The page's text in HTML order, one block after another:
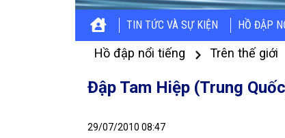
TIN TỨC VÀ SỰ KIỆN HỒ ĐẬP
Hồ đập nổi tiếng Trên thế giới
Đập Tam Hiệp (Trung
29/07/2010 08:47